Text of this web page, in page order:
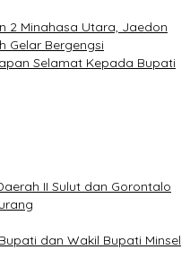
2 Minahasa Utara, Jaedon
Gelar Bergengsi
Selamat Kepada Bupati
II Sulut dan Gorontalo
dan Wakil Bupati Minsel